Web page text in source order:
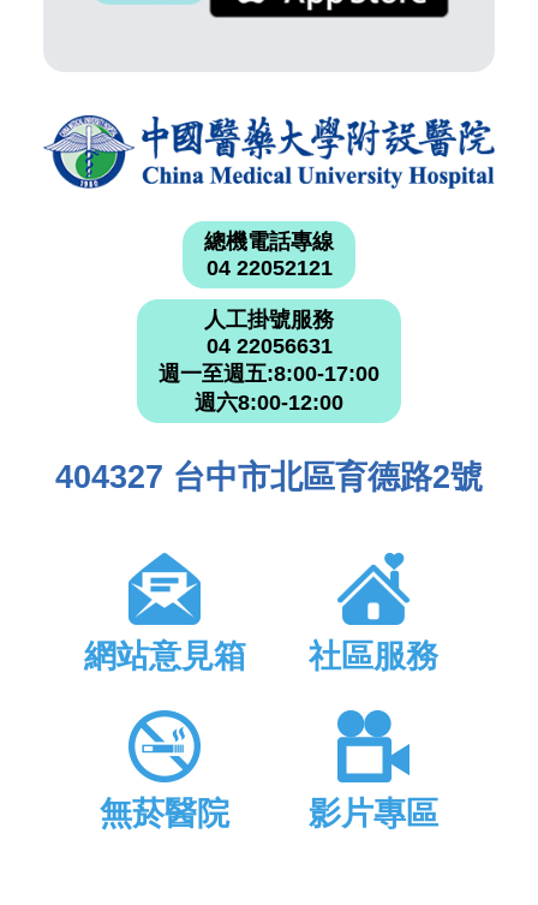
總機電話專線
04 22052121
人工掛號服務
04 22056631
週一至週五:8:00-17:00
週六8:00-12:00
404327 台中市北區育德路2號
網站意見箱 社區服務
無菸醫院 影片專區